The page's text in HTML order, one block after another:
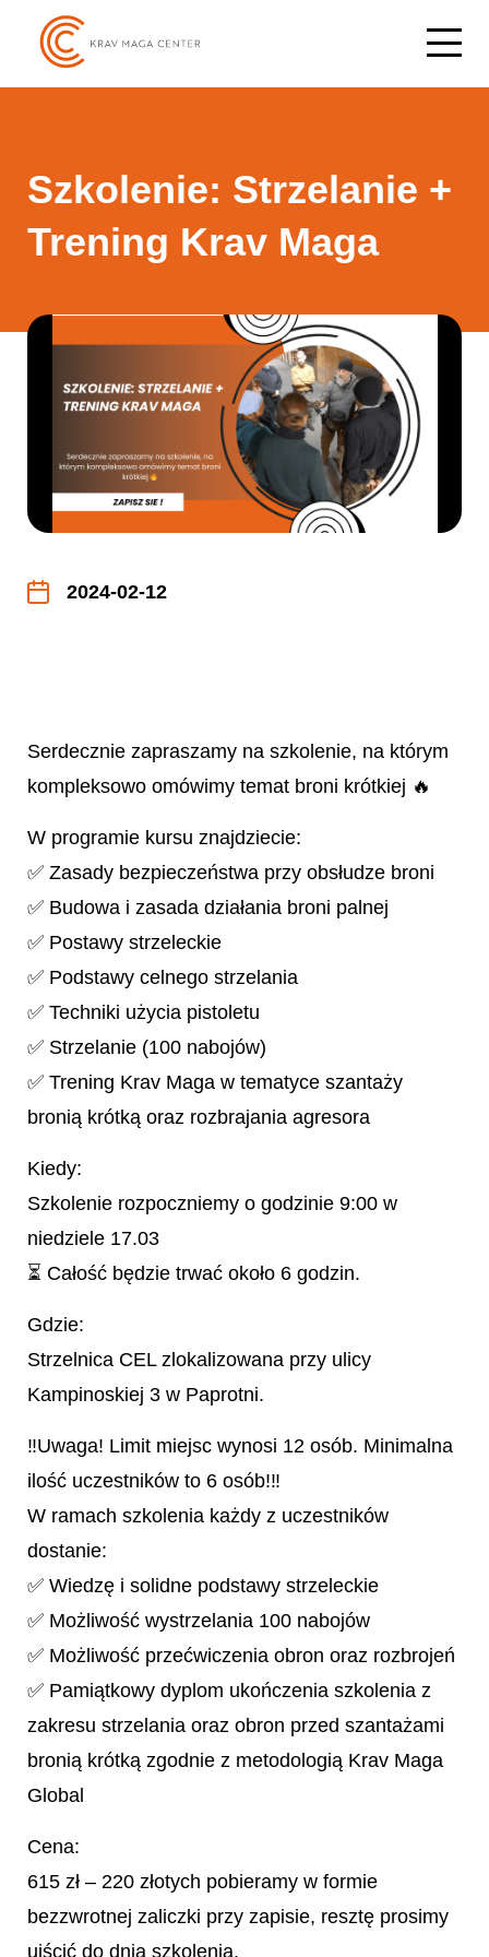
Szkolenie: Strzelanie +
Trening Krav Maga
2024-02-12
Serdecznie zapraszamy na szkolenie, na którym
kompleksowo omówimy temat broni krótkiej 🔥
W programie kursu znajdziecie:
✅ Zasady bezpieczeństwa przy obsłudze broni
✅ Budowa i zasada działania broni palnej
✅ Postawy strzeleckie
✅ Podstawy celnego strzelania
✅ Techniki użycia pistoletu
✅ Strzelanie (100 nabojów)
✅ Trening Krav Maga w tematyce szantaży
bronią krótką oraz rozbrajania agresora
Kiedy:
Szkolenie rozpoczniemy o godzinie 9:00 w
niedziele 17.03
⏳ Całość będzie trwać około 6 godzin.
Gdzie:
Strzelnica CEL zlokalizowana przy ulicy
Kampinoskiej 3 w Paprotni.
‼Uwaga! Limit miejsc wynosi 12 osób. Minimalna
ilość uczestników to 6 osób!‼
W ramach szkolenia każdy z uczestników
dostanie:
✅ Wiedzę i solidne podstawy strzeleckie
✅ Możliwość wystrzelania 100 nabojów
✅ Możliwość przećwiczenia obron oraz rozbrojeń
✅ Pamiątkowy dyplom ukończenia szkolenia z
zakresu strzelania oraz obron przed szantażami
bronią krótką zgodnie z metodologią Krav Maga
Global
Cena:
615 zł – 220 złotych pobieramy w formie
bezzwrotnej zaliczki przy zapisie, resztę prosimy
uiścić do dnia szkolenia.